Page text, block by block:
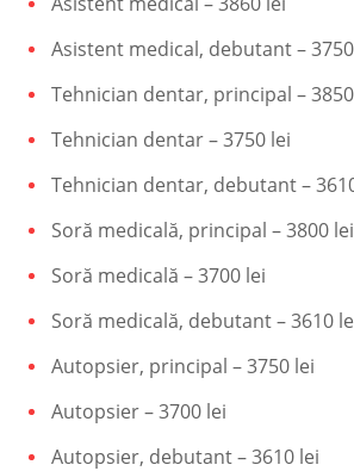
Asistent medical, debutant –
Tehnician dentar, principal –
Tehnician dentar – 3750 lei
Tehnician dentar, debutant –
Soră medicală, principal – 3800 lei
Soră medicală – 3700 lei
Soră medicală, debutant – 3610
Autopsier, principal – 3750 lei
Autopsier – 3700 lei
Autopsier, debutant – 3610 lei